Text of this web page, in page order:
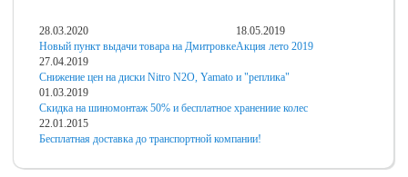
28.03.2020
Новый пункт выдачи товара на Дмитровке
18.05.2019
Акция лето 2019
27.04.2019
Снижение цен на диски Nitro N2O, Yamato и "реплика"
01.03.2019
Скидка на шиномонтаж 50% и бесплатное хранениие колес
22.01.2015
Бесплатная доставка до транспортной компании!